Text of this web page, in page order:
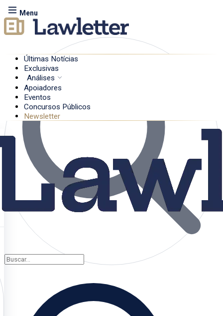
Menu
Últimas Notícias
Exclusivas
Análises
Apoiadores
Eventos
Concursos Públicos
Newsletter